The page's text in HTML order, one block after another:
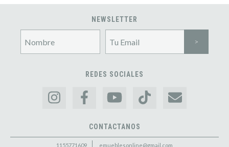
NEWSLETTER
REDES SOCIALES
CONTACTANOS
1155771609 emueblesonline@gmail.com